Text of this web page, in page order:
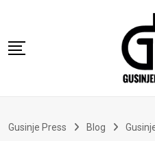
content
Vremeplov
Gusinje Press Blog